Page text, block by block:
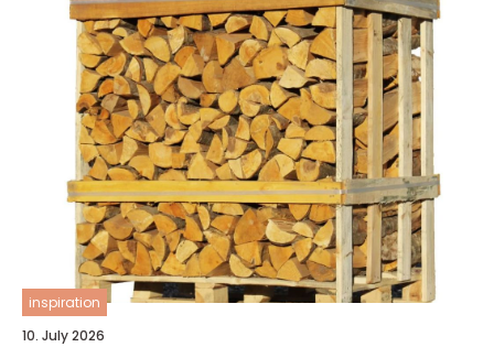
inspiration
10. July 2026